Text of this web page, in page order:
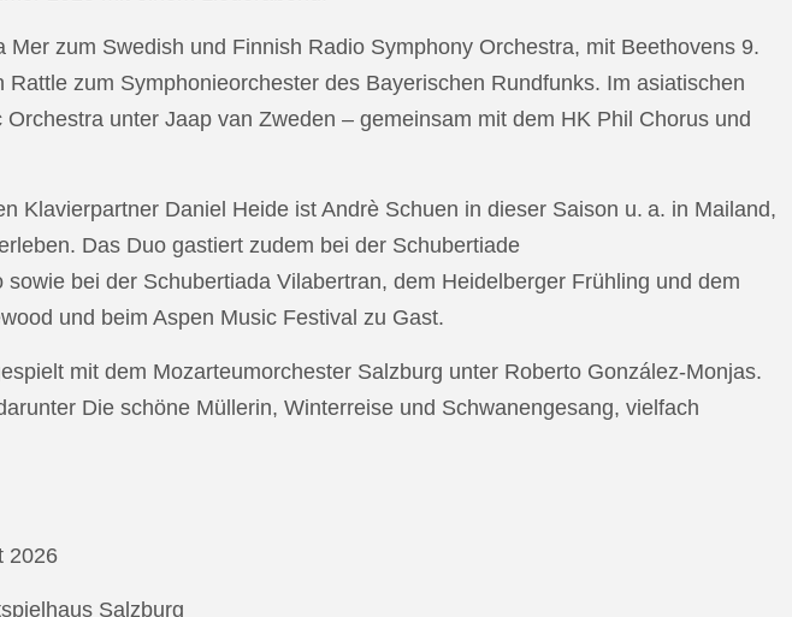
zum Swedish und Finnish Radio Symphony Orchestra, mit Beethovens 9.
zum Symphonieorchester des Bayerischen Rundfunks. Im asiatischen
unter Jaap van Zweden – gemeinsam mit dem HK Phil Chorus und
Klavierpartner Daniel Heide ist Andrè Schuen in dieser Saison u. a. in Mailand,
Das Duo gastiert zudem bei der Schubertiade
bei der Schubertiada Vilabertran, dem Heidelberger Frühling und dem
und beim Aspen Music Festival zu Gast.
mit dem Mozarteumorchester Salzburg unter Roberto González-Monjas.
Die schöne Müllerin, Winterreise und Schwanengesang, vielfach
2026
Salzburg